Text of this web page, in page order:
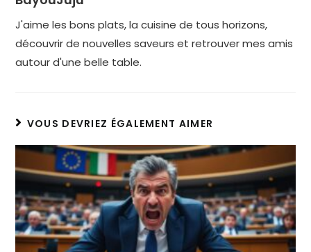
J'aime les bons plats, la cuisine de tous horizons,
découvrir de nouvelles saveurs et retrouver mes amis
autour d'une belle table.
VOUS DEVRIEZ ÉGALEMENT AIMER